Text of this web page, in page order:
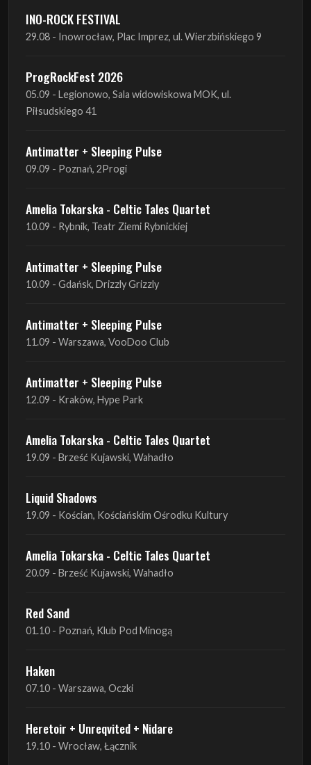
INO-ROCK FESTIVAL
29.08 - Inowrocław, Plac Imprez, ul. Wierzbińskiego 9
ProgRockFest 2026
05.09 - Legionowo, Sala widowiskowa MOK, ul.
Piłsudskiego 41
Antimatter + Sleeping Pulse
09.09 - Poznań, 2Progi
Amelia Tokarska - Celtic Tales Quartet
10.09 - Rybnik, Teatr Ziemi Rybnickiej
Antimatter + Sleeping Pulse
10.09 - Gdańsk, Drizzly Grizzly
Antimatter + Sleeping Pulse
11.09 - Warszawa, VooDoo Club
Antimatter + Sleeping Pulse
12.09 - Kraków, Hype Park
Amelia Tokarska - Celtic Tales Quartet
19.09 - Brześć Kujawski, Wahadło
Liquid Shadows
19.09 - Kościan, Kościańskim Ośrodku Kultury
Amelia Tokarska - Celtic Tales Quartet
20.09 - Brześć Kujawski, Wahadło
Red Sand
01.10 - Poznań, Klub Pod Minogą
Haken
07.10 - Warszawa, Oczki
Heretoir + Unreqvited + Nidare
19.10 - Wrocław, Łącznik